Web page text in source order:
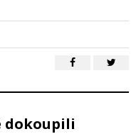
dokoupili